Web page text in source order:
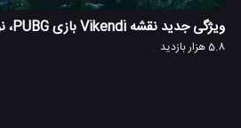
ویژگی جدید نقشه Vikendi بازی PUBG، نور مهتاب
5.8 هزار بازدید